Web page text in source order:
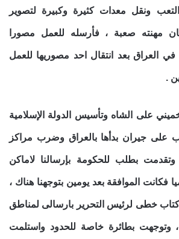
التعب ونقل معدات كثيرة وكبيرة لتصوير
مهنته صعبة ، فأرسله للعمل مصورا
العراق بعد انتقال احد مصوريها للعمل
.
على الشاه وتأسيس الدولة الإسلامية
على جيران بدأها بالعراق وضرب مراكز
وتقدمت بطلب للحكومة بإرسالنا لاماكن
فكانت الموافقة بعد يومين بتوجهنا هناك ،
خطى لرئيس التحرير بارسالى لمناطق
وتوجهت بطائرة خاصة للحدود واستلمت